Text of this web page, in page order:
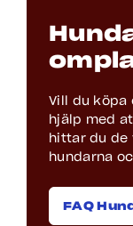
Vill du köpa
hjälp med
hittar du de
hundarna
FAQ